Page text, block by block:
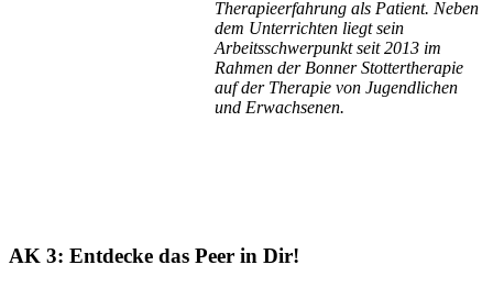
Therapieerfahrung als Patient. Neben
dem Unterrichten liegt sein
Arbeitsschwerpunkt seit 2013 im
Rahmen der Bonner Stottertherapie
auf der Therapie von Jugendlichen
und Erwachsenen.
AK 3: Entdecke das Peer in Dir!